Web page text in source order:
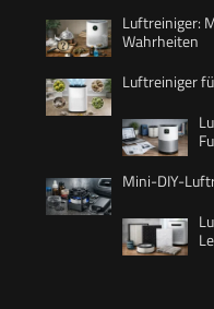
Luftreiniger:
Wahrheiten
Luftreiniger
Mini-DIY-